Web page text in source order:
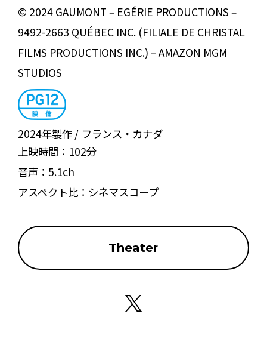
© 2024 GAUMONT ‒ EGÉRIE PRODUCTIONS ‒
9492-2663 QUÉBEC INC. (FILIALE DE CHRISTAL
FILMS PRODUCTIONS INC.) ‒ AMAZON MGM
STUDIOS
2024年製作
フランス・カナダ
上映時間： 102分
音声： 5.1ch
アスペクト比： シネマスコープ
Theater